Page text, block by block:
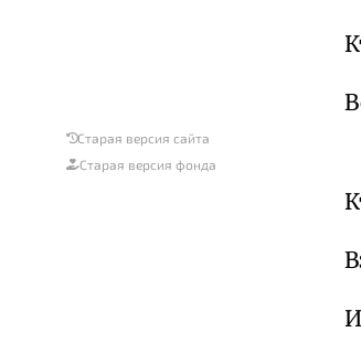
Старая версия сайта
Старая версия фонда